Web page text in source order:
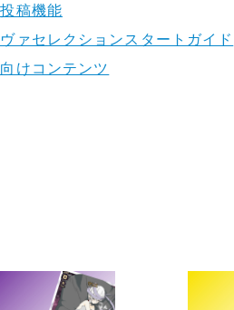
稿機能
ァセレクションスタートガイド
けコンテンツ